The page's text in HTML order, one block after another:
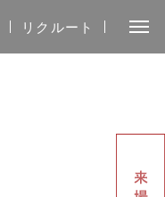
リクルート